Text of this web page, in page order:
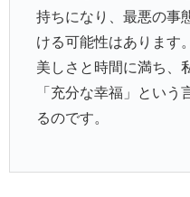
持ちになり、最悪の事
ける可能性はあります
美しさと時間に満ち、
「充分な幸福」という
るのです。